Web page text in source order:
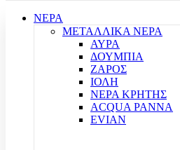
ΝΕΡΑ
ΜΕΤΑΛΛΙΚΑ ΝΕΡΑ
ΑΥΡΑ
ΔΟΥΜΠΙΑ
ΖΑΡΟΣ
ΙΟΛΗ
ΝΕΡΑ ΚΡΗΤΗΣ
ACQUA PANNA
EVIAN